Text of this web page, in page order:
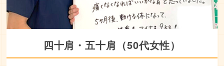
四十肩・五十肩（50代女性）